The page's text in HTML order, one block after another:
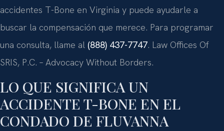
accidentes T-Bone en Virginia y puede ayudarle a
buscar la compensación que merece. Para programar
una consulta, llame al (888) 437-7747. Law Offices Of
SRIS, P.C. – Advocacy Without Borders.
LO QUE SIGNIFICA UN
ACCIDENTE T-BONE EN EL
CONDADO DE FLUVANNA